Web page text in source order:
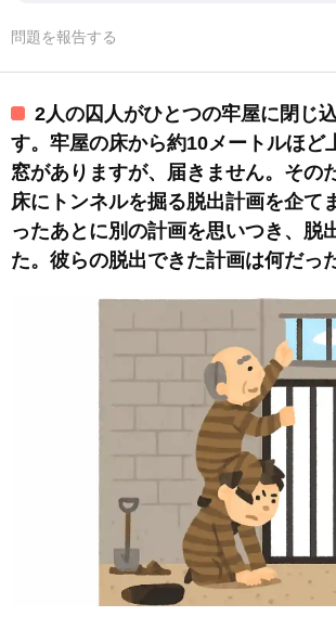
問題を報告する
2人の囚人がひとつの牢屋に閉じ
す。牢屋の床から約10メートルほど
窓がありますが、届きません。その
床にトンネルを掘る脱出計画を企て
ったあとに別の計画を思いつき、脱
た。彼らの脱出できた計画は何だっ